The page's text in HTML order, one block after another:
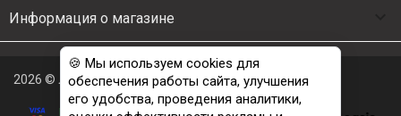
Информация о магазине
2026 © Люкс Постель
🍪 Мы используем cookies для
обеспечения работы сайта, улучшения
его удобства, проведения аналитики,